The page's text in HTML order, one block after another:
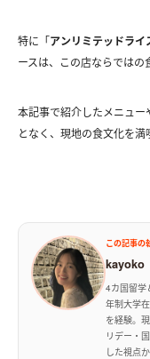
特に「アンリミテッドライ
ースは、この店ならではの
本記事で紹介したメニュ
となく、現地の食文化を満
この記事の
kayoko
4カ国留学
年制大学
を経験。
リデー・
した視点